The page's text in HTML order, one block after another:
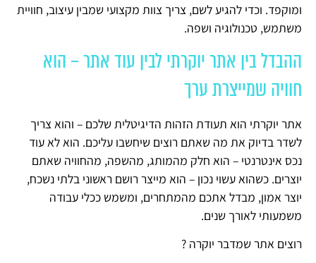
ומוקפד. וכדי להגיע לשם, צריך צוות מקצועי שמבין עיצוב, חוויית
משתמש, טכנולוגיה ושפה.
ההבדל בין אתר יוקרתי לבין עוד אתר – הוא
חוויה שמייצרת ערך
אתר יוקרתי הוא תעודת הזהות הדיגיטלית שלכם – והוא צריך
לשדר בדיוק את מה שאתם רוצים שיחשבו עליכם. הוא לא עוד
נכס אינטרנטי – הוא חלק מהמותג, מהשפה, מהחוויה שאתם
יוצרים. כשהוא עשוי נכון – הוא מייצר רושם ראשוני בלתי נשכח,
יוצר אמון, מבדל אתכם מהמתחרים, ומשמש ככלי עבודה
משמעותי לאורך שנים.
רוצים אתר שמדבר יוקרה ?